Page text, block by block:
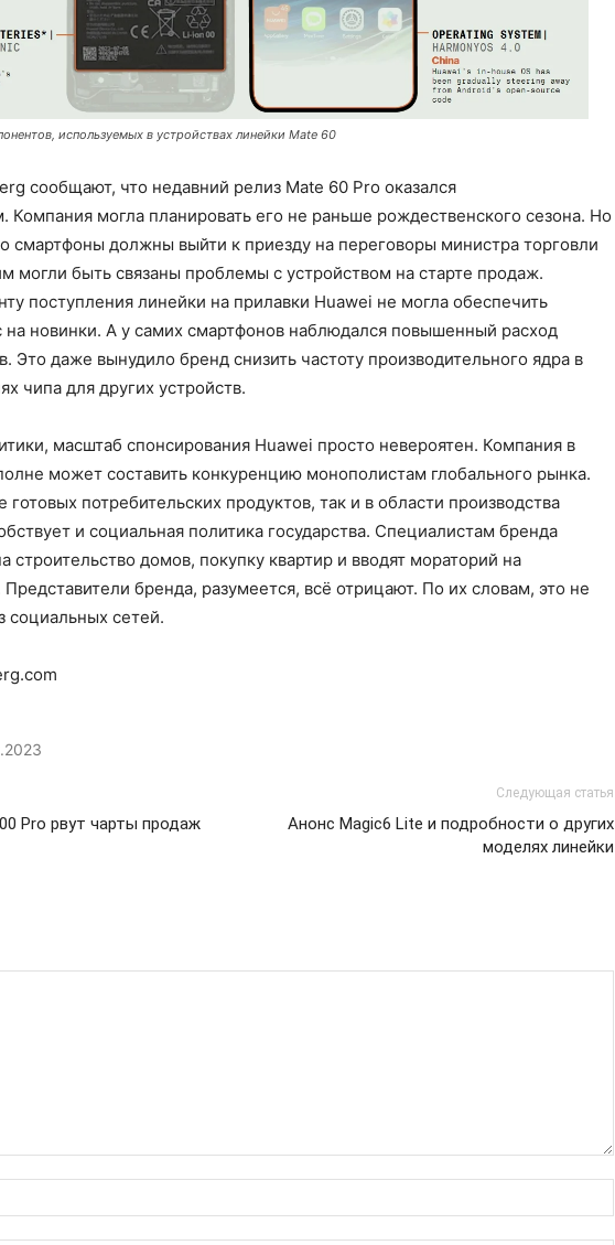
используемых в устройствах линейки Mate 60
сообщают, что недавний релиз Mate 60 Pro оказался
могла планировать его не раньше рождественского сезона. Но
смартфоны должны выйти к приезду на переговоры министра торговли
могли быть связаны проблемы с устройством на старте продаж.
поступления линейки на прилавки Huawei не могла обеспечить
новинки. А у самих смартфонов наблюдался повышенный расход
Это даже вынудило бренд снизить частоту производительного ядра в
чипа для других устройств.
масштаб спонсирования Huawei просто невероятен. Компания в
может составить конкуренцию монополистам глобального рынка.
готовых потребительских продуктов, так и в области производства
и социальная политика государства. Специалистам бренда
строительство домов, покупку квартир и вводят мораторий на
бренда, разумеется, всё отрицают. По их словам, это не
социальных сетей.
Pro рвут чарты продаж
Следующая статья
Анонс Magic6 Lite и подробности о других
моделях линейки